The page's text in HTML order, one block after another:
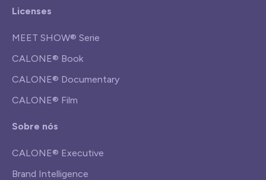
Licenses
MEET SHOW® Serie
CALONE® Book
CALONE® Documentary
CALONE® Film
Sobre nós
CALONE® Executive
Brand Intelligence